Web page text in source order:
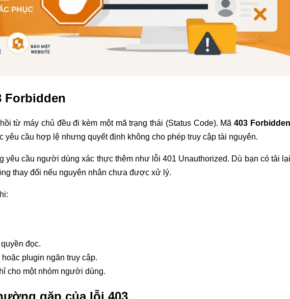
Forbidden
từ máy chủ đều đi kèm một mã trạng thái (Status Code). Mã403
yêu cầu hợp lệ nhưng quyết định không cho phép truy cập tài nguyên.
yêu cầu người dùng xác thực thêm như lỗi 401 Unauthorized. Dù bạn có tải lại
thay đổi nếu nguyên nhân chưa được xử lý.
đọc.
plugin ngăn truy cập.
cho một nhóm người dùng.
gặp của lỗi 403